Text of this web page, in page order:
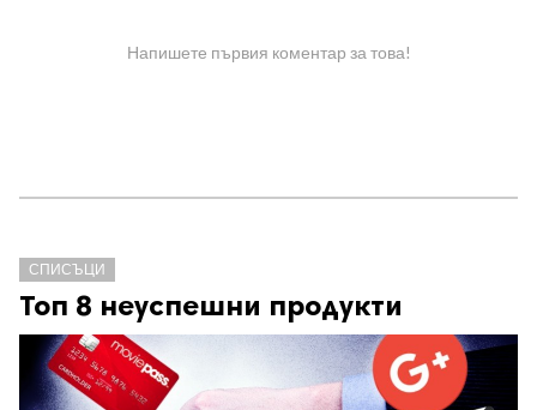
Напишете първия коментар за това!
СПИСЪЦИ
Топ 8 неуспешни продукти